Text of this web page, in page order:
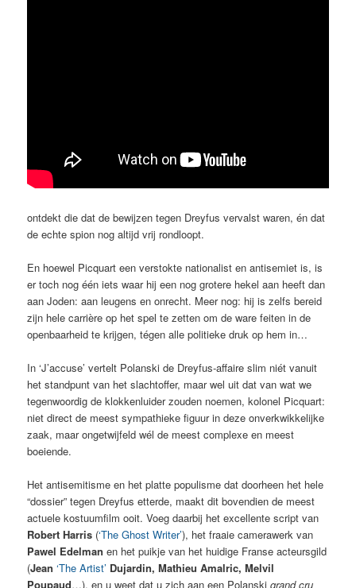
ontdekt die dat de bewijzen tegen Dreyfus vervalst waren, én dat
de echte spion nog altijd vrij rondloopt.
En hoewel Picquart een verstokte nationalist en antisemiet is, is
er toch nog één iets waar hij een nog grotere hekel aan heeft dan
aan Joden: aan leugens en onrecht. Meer nog: hij is zelfs bereid
zijn hele carrière op het spel te zetten om de ware feiten in de
openbaarheid te krijgen, tégen alle politieke druk op hem in…
In ‘J’accuse’ vertelt Polanski de Dreyfus-affaire slim niét vanuit
het standpunt van het slachtoffer, maar wel uit dat van wat we
tegenwoordig de klokkenluider zouden noemen, kolonel Picquart:
niet direct de meest sympathieke figuur in deze onverkwikkelijke
zaak, maar ongetwijfeld wél de meest complexe en meest
boeiende.
Het antisemitisme en het platte populisme dat doorheen het hele
“dossier” tegen Dreyfus etterde, maakt dit bovendien de meest
actuele kostuumfilm ooit. Voeg daarbij het excellente script van
Robert Harris (‘The Ghost Writer’), het fraaie camerawerk van
Pawel Edelman en het puikje van het huidige Franse acteursgild
(Jean ‘The Artist’ Dujardin, Mathieu Amalric, Melvil
Poupaud…), en u weet dat u zich aan een Polanskigrand cru